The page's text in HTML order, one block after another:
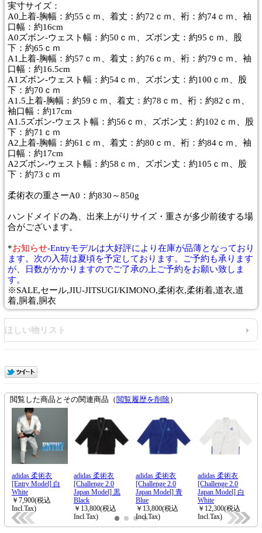
実寸サイズ：
A0上着-胸幅：約55ｃｍ、着丈：約72ｃｍ、裄：約74ｃｍ、袖
口幅：約16cm
A0ズボン-ウェスト幅：約50ｃｍ、ズボン丈：約95ｃｍ、股
下：約65ｃｍ
A1上着-胸幅：約57ｃｍ、着丈：約76ｃｍ、裄：約79ｃｍ、袖
口幅：約16.5cm
A1ズボン-ウェスト幅：約54ｃｍ、ズボン丈：約100ｃｍ、股
下：約70ｃｍ
A1.5上着-胸幅：約59ｃｍ、着丈：約78ｃｍ、裄：約82ｃｍ、
袖口幅：約17cm
A1.5ズボン-ウェスト幅：約56ｃｍ、ズボン丈：約102ｃｍ、股
下：約71ｃｍ
A2上着-胸幅：約61ｃｍ、着丈：約80ｃｍ、裄：約84ｃｍ、袖
口幅：約17cm
A2ズボン-ウェスト幅：約58ｃｍ、ズボン丈：約105ｃｍ、股
下：約73ｃｍ
柔術衣の重さーA0：約830～850g
ハンドメイドの為、出来上がりサイズ・重さが多少前後する場
合がございます。
*お知らせ-Entryモデルは大好評により在庫が品薄となっており
ます。次の入荷は夏頃を予定しております。ご予約も承ります
が、日数がかかりますのでご了承の上ご予約をお願い致しま
す。
※SALE,セール,JIU-JITSUGI/KIMONO,柔術衣,柔術着,道衣,道
着,胴着,胴衣
ほしい物リスト